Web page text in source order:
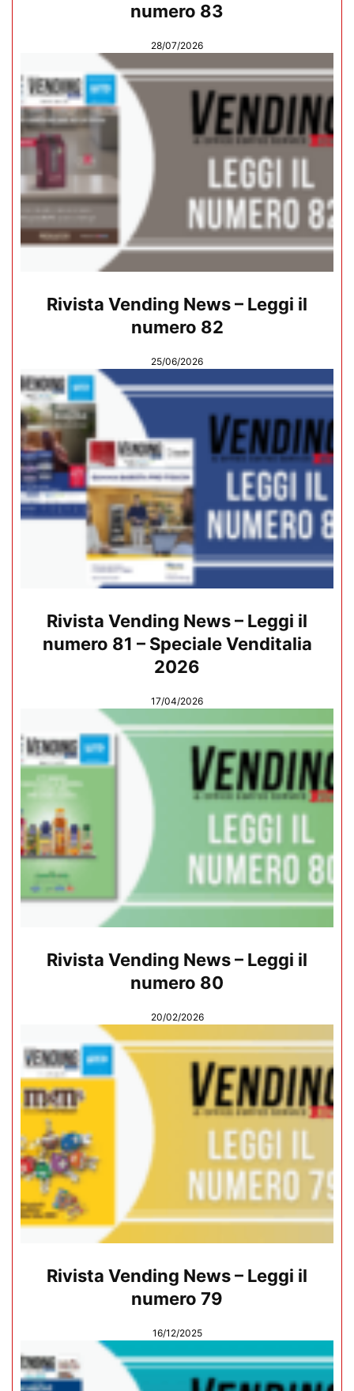
numero 83
28/07/2026
Rivista Vending News – Leggi il
numero 82
25/06/2026
Rivista Vending News – Leggi il
numero 81 – Speciale Venditalia
2026
17/04/2026
Rivista Vending News – Leggi il
numero 80
20/02/2026
Rivista Vending News – Leggi il
numero 79
16/12/2025